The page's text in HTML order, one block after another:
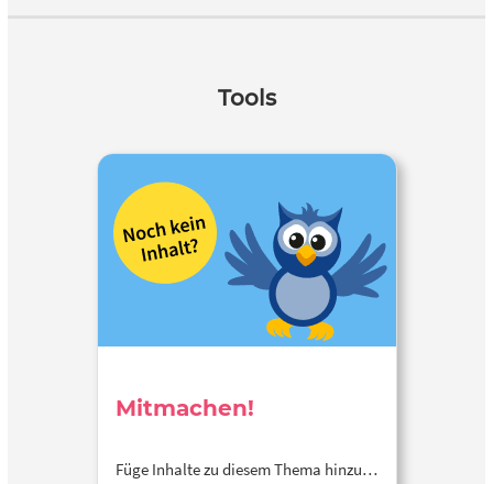
Tools
Mitmachen!
Füge Inhalte zu diesem Thema hinzu…